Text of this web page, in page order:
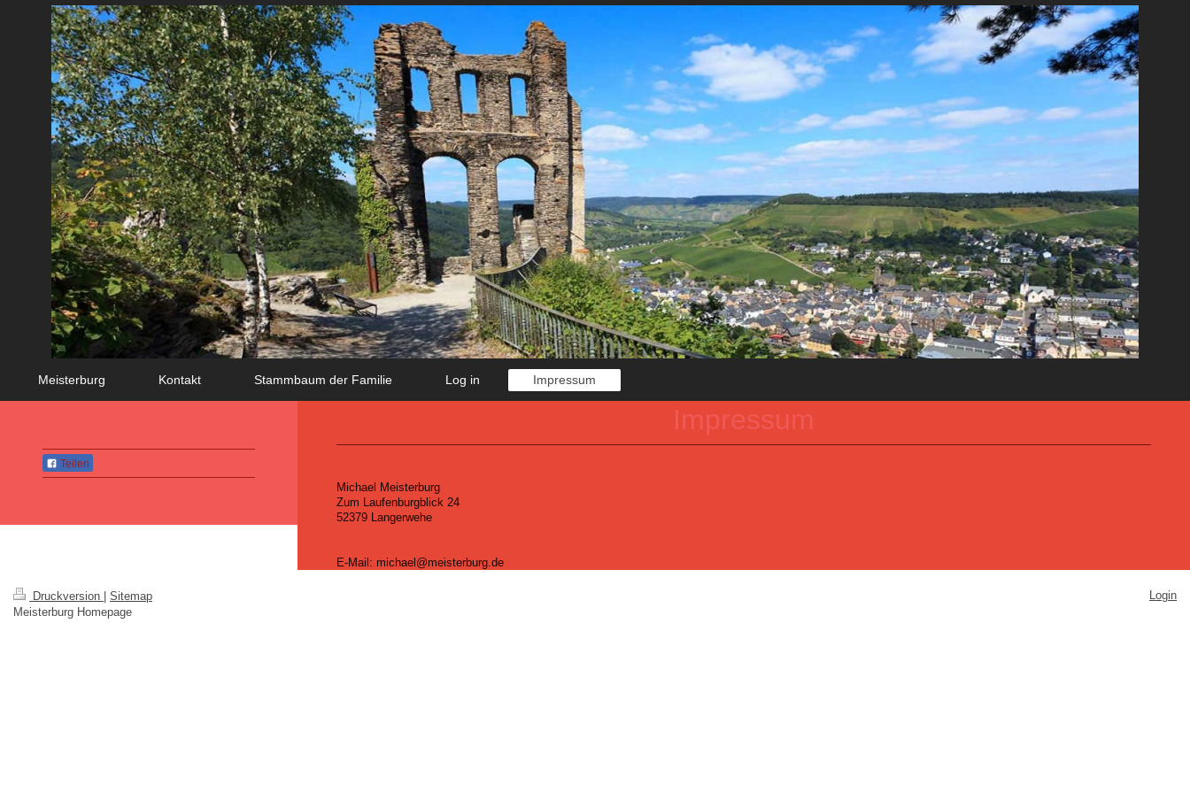
Meisterburg Kontakt Stammbaum der Familie Log in Impressum
Impressum
Michael Meisterburg
Zum Laufenburgblick 24
52379 Langerwehe
E-Mail: michael@meisterburg.de
Teilen
Druckversion | Sitemap
Meisterburg Homepage
Login